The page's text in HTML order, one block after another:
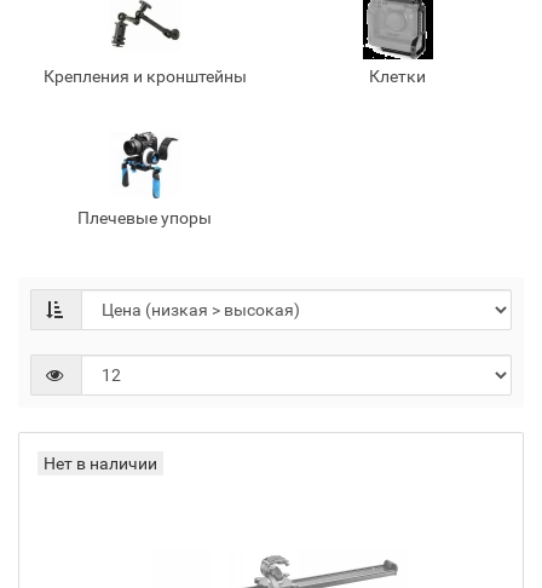
Крепления и кронштейны Клетки
Плечевые упоры
Нет в наличии